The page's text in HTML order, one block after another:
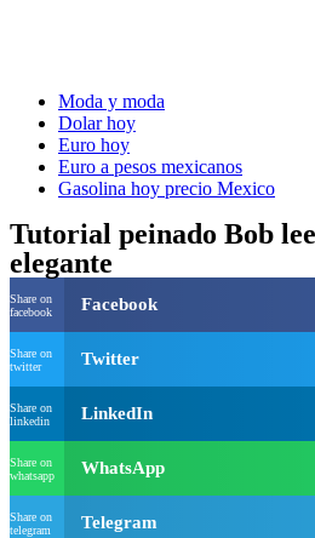
Moda y moda
Dolar hoy
Euro hoy
Euro a pesos mexicanos
Gasolina hoy precio Mexico
Tutorial peinado Bob
elegante
Share on
facebook
Facebook
Share on
twitter
Twitter
Share on
linkedin
LinkedIn
Share on
whatsapp
WhatsApp
Share on
telegram
Telegram